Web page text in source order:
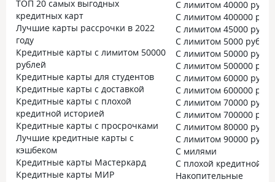
ТОП 20 самых выгодных
кредитных карт
Лучшие карты рассрочки в 2022
году
Кредитные карты с лимитом 50000
рублей
Кредитные карты для студентов
Кредитные карты с доставкой
Кредитные карты с плохой
кредитной историей
Кредитные карты с просрочками
Лучшие кредитные карты с
кэшбеком
Кредитные карты Мастеркард
Кредитные карты МИР
С лимитом 40000
С лимитом 400000
С лимитом 45000
С лимитом 5000 рублей
С лимитом 50000
С лимитом 500000
С лимитом 60000
С лимитом 600000
С лимитом 70000
С лимитом 700000
С лимитом 80000
С лимитом 90000
С милями
С плохой кредитной
Накопительные